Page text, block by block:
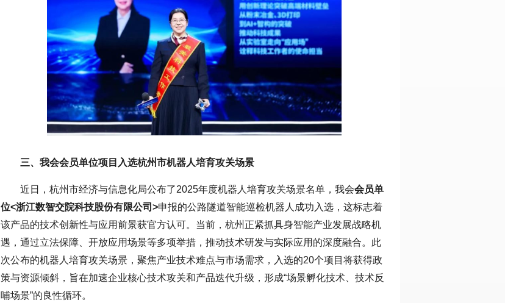
三、我会会员单位项目入选杭州市机器人培育攻关场景
近日，杭州市经济与信息化局公布了2025年度机器人培育攻关场景名单，我会会员单
位<浙江数智交院科技股份有限公司>申报的公路隧道智能巡检机器人成功入选，这标志着
该产品的技术创新性与应用前景获官方认可。当前，杭州正紧抓具身智能产业发展战略机
遇，通过立法保障、开放应用场景等多项举措，推动技术研发与实际应用的深度融合。此
次公布的机器人培育攻关场景，聚焦产业技术难点与市场需求，入选的20个项目将获得政
策与资源倾斜，旨在加速企业核心技术攻关和产品迭代升级，形成“场景孵化技术、技术反
哺场景”的良性循环。